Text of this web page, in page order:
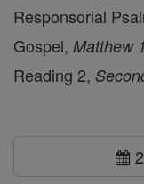
Responsorial
Gospel, Matthew
Reading 2,